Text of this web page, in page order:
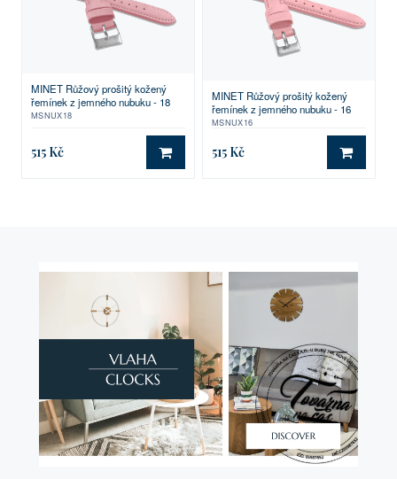
MINET Růžový prošitý kožený
řemínek z jemného nubuku - 18
MSNUX18
515 Kč DO KOŠÍKU
MINET Růžový prošitý kožený
řemínek z jemného nubuku - 16
MSNUX16
515 Kč DO